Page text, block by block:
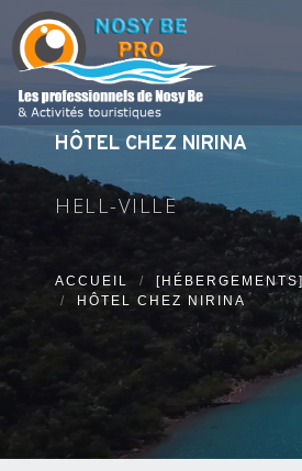
HÔTEL CHEZ NIRINA
HELL-VILLE
ACCUEIL
[HÉBERGEMENTS]
HÔTEL CHEZ NIRINA